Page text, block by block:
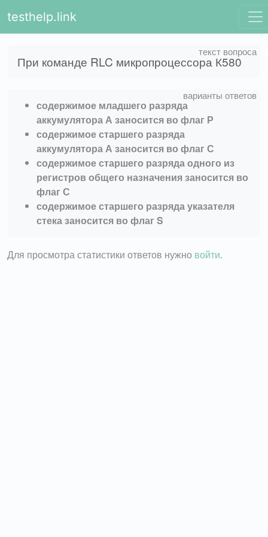
testhelp.link
При команде RLC микропроцессора К580
содержимое младшего разряда
аккумулятора А заносится во флаг Р
содержимое старшего разряда
аккумулятора А заносится во флаг С
содержимое старшего разряда одного из
регистров общего назначения заносится во
флаг С
содержимое старшего разряда указателя
стека заносится во флаг S
Для просмотра статистики ответов нужно войти.